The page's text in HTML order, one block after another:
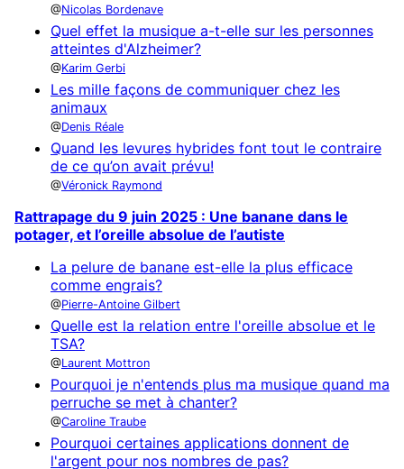
Nicolas Bordenave
Quel effet la musique a-t-elle sur les personnes
atteintes d'Alzheimer?
Karim Gerbi
Les mille façons de communiquer chez les
animaux
Denis Réale
Quand les levures hybrides font tout le contraire
de ce qu’on avait prévu!
Véronick Raymond
Rattrapage du 9 juin 2025 : Une banane dans le
potager, et l’oreille absolue de l’autiste
La pelure de banane est-elle la plus efficace
comme engrais?
Pierre-Antoine Gilbert
Quelle est la relation entre l'oreille absolue et le
TSA?
Laurent Mottron
Pourquoi je n'entends plus ma musique quand ma
perruche se met à chanter?
Caroline Traube
Pourquoi certaines applications donnent de
l'argent pour nos nombres de pas?